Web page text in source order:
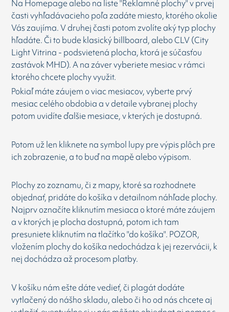
Na Homepage alebo na liste "Reklamné plochy" v prvej
časti vyhľadávacieho poľa zadáte miesto, ktorého okolie
Vás zaujíma. V druhej časti potom zvolíte aký typ plochy
hľadáte. Či to bude klasický billboard, alebo CLV (City
Light Vitrina - podsvietená plocha, ktorá je súčasťou
zastávok MHD). A na záver vyberiete mesiac v rámci
ktorého chcete plochy využit.
Pokiaľ máte záujem o viac mesiacov, vyberte prvý
mesiac celého obdobia a v detaile vybranej plochy
potom uvidíte ďalšie mesiace, v kterých je dostupná.
Potom už len kliknete na symbol lupy pre výpis plôch pre
ich zobrazenie, a to buď na mapě alebo výpisom.
Plochy zo zoznamu, či z mapy, ktoré sa rozhodnete
objednať, pridáte do košíka v detailnom náhľade plochy.
Najprv označíte kliknutím mesiaca o ktoré máte záujem
a v ktorých je plocha dostupná, potom ich tam
presuniete kliknutím na tlačítko "do košíka". POZOR,
vložením plochy do košíka nedochádza k jej rezervácii, k
nej dochádza až procesom platby.
V košíku nám ešte dáte vedieť, či plagát dodáte
vytlačený do nášho skladu, alebo či ho od nás chcete aj